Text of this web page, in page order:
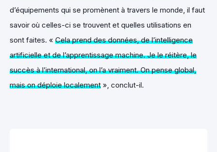
d’équipements qui se promènent à travers le monde, il faut
savoir où celles-ci se trouvent et quelles utilisations en
sont faites. « Cela prend des données, de l’intelligence
artificielle et de l’apprentissage machine. Je le réitère, le
succès à l’international, on l’a vraiment. On pense global,
mais on déploie localement », conclut-il.